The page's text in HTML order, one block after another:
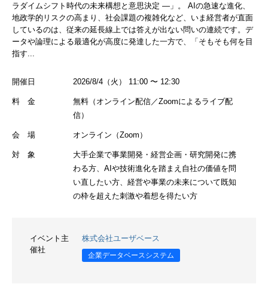
ラダイムシフト時代の未来構想と意思決定 ―」。 AIの急速な進化、
地政学的リスクの高まり、社会課題の複雑化など、いま経営者が直面
しているのは、従来の延長線上では答えが出ない問いの連続です。デ
ータや論理による最適化が高度に発達した一方で、「そもそも何を目
指す...
開催日 2026/8/4（火） 11:00 〜 12:30
料 金
無料（オンライン配信／Zoomによるライブ配
信）
会 場 オンライン（Zoom）
対 象
大手企業で事業開発・経営企画・研究開発に携
わる方、AIや技術進化を踏まえ自社の価値を問
い直したい方、経営や事業の未来について既知
の枠を超えた刺激や着想を得たい方
イベント主
催社
株式会社ユーザベース
企業データベースシステム